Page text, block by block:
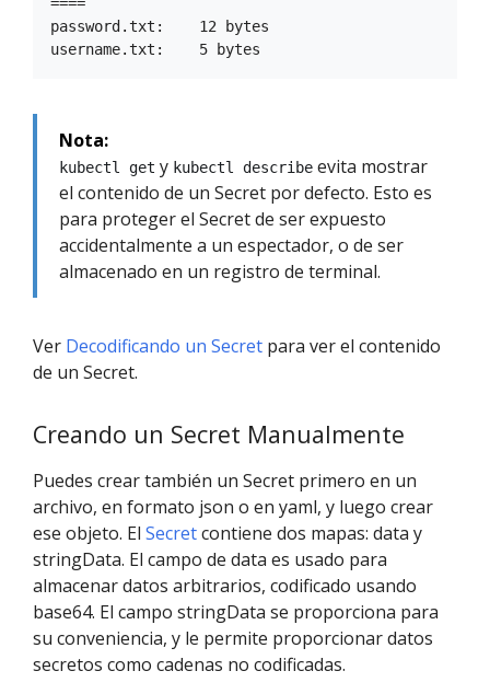
password.txt:    12 bytes
Nota:
kubectl get y kubectl describe evita mostrar
el contenido de un Secret por defecto. Esto es
para proteger el Secret de ser expuesto
accidentalmente a un espectador, o de ser
almacenado en un registro de terminal.
Ver Decodificando un Secret para ver el contenido
de un Secret.
Creando un Secret Manualmente
Puedes crear también un Secret primero en un
archivo, en formato json o en yaml, y luego crear
ese objeto. El Secretcontiene dos mapas: data y
stringData. El campo de data es usado para
almacenar datos arbitrarios, codificado usando
base64. El campo stringData se proporciona para
su conveniencia, y le permite proporcionar datos
secretos como cadenas no codificadas.